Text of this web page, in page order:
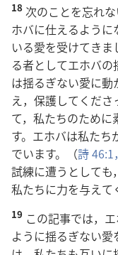
18 次のことを忘れ
ホバに仕えるように
いる愛を受けてきま
る者としてエホバの
は揺るぎない愛に動
え， 保護してくださ
て， 私たちのために
す。エホバは私たち
でいます。（詩46:1
試練に遭うとしても
私たちに力を与えて
19 この記事では，
ように揺るぎない愛